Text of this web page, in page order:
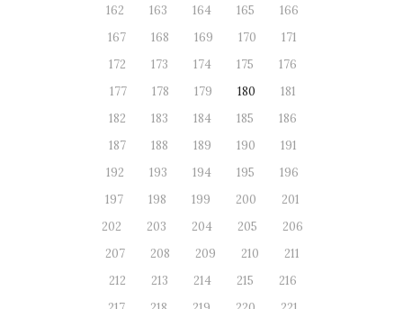
162
163 164 165
166
167
168 169 170
171
172
173 174 175
176
177
178 179 180
181
182
183 184 185
186
187
188 189 190
191
192
193 194 195
196
197
198 199 200
201
202
203 204 205
206
207
208 209 210
211
212
213 214 215
216